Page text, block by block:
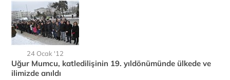
24 Ocak '12
Uğur Mumcu, katledilişinin 19. yıldönümünde ülkede ve
ilimizde anıldı